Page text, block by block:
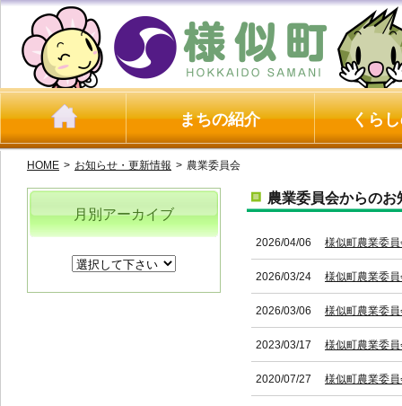
まちの紹介 くら
HOME > お知らせ・更新情報 > 農業委員会
農業委員会からのお
2026/04/06 様似町農業委
2026/03/24 様似町農業委
2026/03/06 様似町農業委
2023/03/17 様似町農業委
2020/07/27 様似町農業委
月別アーカイブ